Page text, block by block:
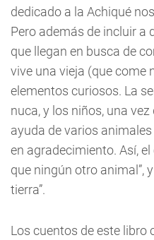
dedicado a la Achiqué
Pero además de incluir a
que llegan en busca de
vive una vieja (que come
elementos curiosos. La
nuca, y los niños, una
ayuda de varios
en agradecimiento. Así,
que ningún otro animal”,
tierra”.
Los cuentos de este libro